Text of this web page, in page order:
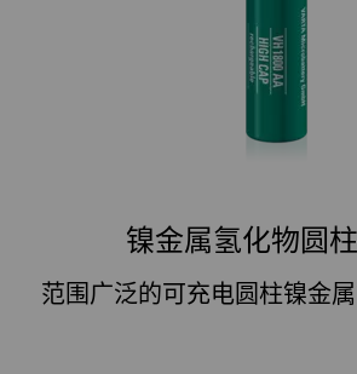
镍金属氢化物圆
范围广泛的可充电圆柱镍金属